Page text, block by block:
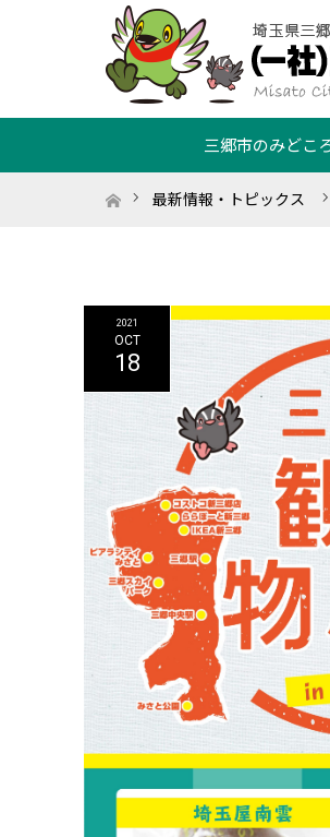
三郷市のみどこ
ホーム最新情報・トピックス
2021
OCT
18